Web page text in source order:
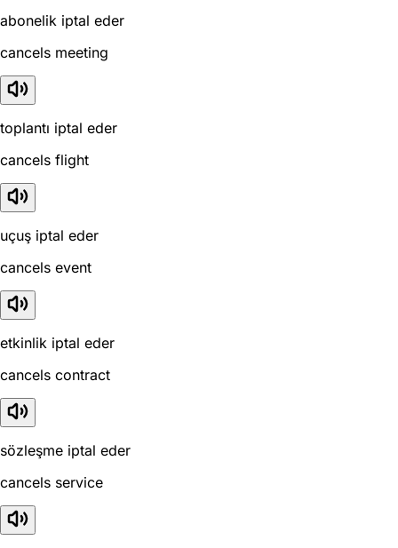
abonelik iptal eder
cancels meeting
toplantı iptal eder
cancels flight
uçuş iptal eder
cancels event
etkinlik iptal eder
cancels contract
sözleşme iptal eder
cancels service